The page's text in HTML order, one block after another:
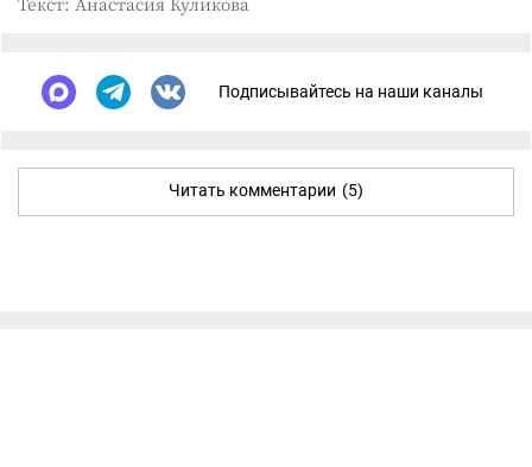
Подписывайтесь на наши каналы
Читать комментарии (5)